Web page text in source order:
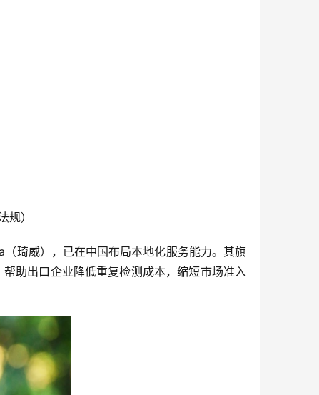
规）
琦威），已在中国布局本地化服务能力。其旗
助出口企业降低重复检测成本，缩短市场准入